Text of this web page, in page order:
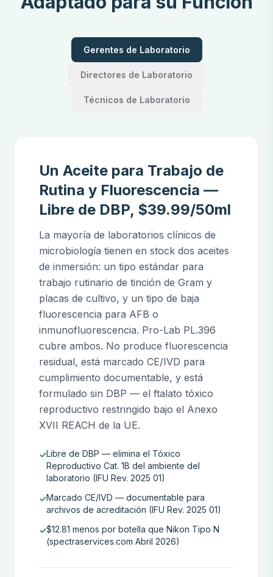
Gerentes de Laboratorio
Directores de Laboratorio
Técnicos de Laboratorio
Un Aceite para Trabajo de
Rutina y Fluorescencia —
Libre de DBP, $39.99/50ml
La mayoría de laboratorios clínicos de
microbiología tienen en stock dos aceites
de inmersión: un tipo estándar para
trabajo rutinario de tinción de Gram y
placas de cultivo, y un tipo de baja
fluorescencia para AFB o
inmunofluorescencia. Pro-Lab PL.396
cubre ambos. No produce fluorescencia
residual, está marcado CE/IVD para
cumplimiento documentable, y está
formulado sin DBP — el ftalato tóxico
reproductivo restringido bajo el Anexo
XVII REACH de la UE.
✓Libre de DBP — elimina el Tóxico
Reproductivo Cat. 1B del ambiente del
laboratorio (IFU Rev. 2025 01)
✓Marcado CE/IVD — documentable para
archivos de acreditación (IFU Rev. 2025 01)
✓$12.81 menos por botella que Nikon Tipo N
(spectraservices.com Abril 2026)